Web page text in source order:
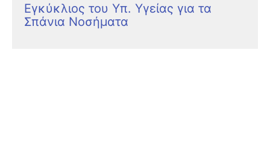
Εγκύκλιος του Υπ. Υγείας για τα
Σπάνια Νοσήματα